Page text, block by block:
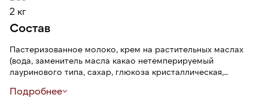
2 кг
Состав
Пастеризованное молоко, крем на растительных маслах
(вода, заменитель масла какао нетемперируемый
лауринового типа, сахар, глюкоза кристаллическая,
Е481, консервант: сорбат калия), глазурь кондитерская
Подробнее